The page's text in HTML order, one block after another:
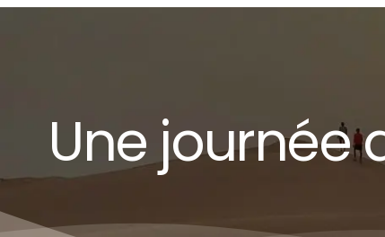
Une journée